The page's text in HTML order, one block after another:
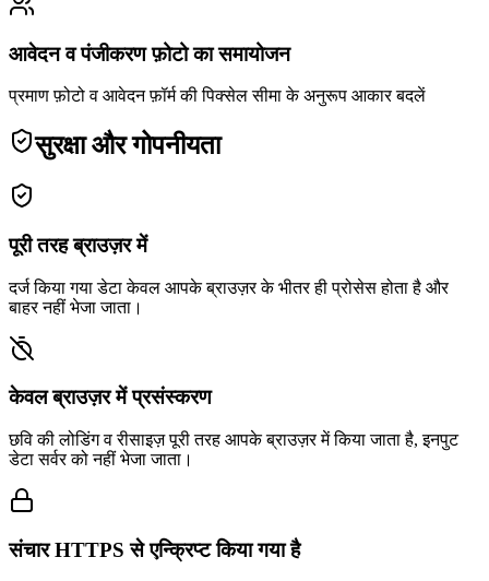
आवेदन व पंजीकरण फ़ोटो का समायोजन
प्रमाण फ़ोटो व आवेदन फ़ॉर्म की पिक्सेल सीमा के अनुरूप आकार बदलें
सुरक्षा और गोपनीयता
पूरी तरह ब्राउज़र में
दर्ज किया गया डेटा केवल आपके ब्राउज़र के भीतर ही प्रोसेस होता है और
बाहर नहीं भेजा जाता।
केवल ब्राउज़र में प्रसंस्करण
छवि की लोडिंग व रीसाइज़ पूरी तरह आपके ब्राउज़र में किया जाता है, इनपुट
डेटा सर्वर को नहीं भेजा जाता।
संचार HTTPS से एन्क्रिप्ट किया गया है